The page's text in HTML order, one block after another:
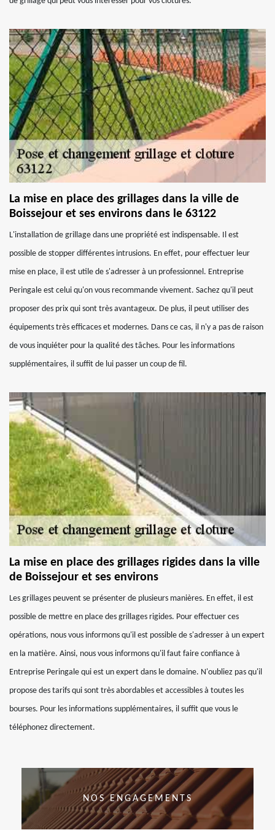
La mise en place des grillages dans la ville de
Boissejour et ses environs dans le 63122
L'installation de grillage dans une propriété est indispensable. Il est
possible de stopper différentes intrusions. En effet, pour effectuer leur
mise en place, il est utile de s'adresser à un professionnel. Entreprise
Peringale est celui qu'on vous recommande vivement. Sachez qu'il peut
proposer des prix qui sont très avantageux. De plus, il peut utiliser des
équipements très efficaces et modernes. Dans ce cas, il n'y a pas de raison
de vous inquiéter pour la qualité des tâches. Pour les informations
supplémentaires, il suffit de lui passer un coup de fil.
La mise en place des grillages rigides dans la ville
de Boissejour et ses environs
Les grillages peuvent se présenter de plusieurs manières. En effet, il est
possible de mettre en place des grillages rigides. Pour effectuer ces
opérations, nous vous informons qu'il est possible de s'adresser à un expert
en la matière. Ainsi, nous vous informons qu'il faut faire confiance à
Entreprise Peringale qui est un expert dans le domaine. N'oubliez pas qu'il
propose des tarifs qui sont très abordables et accessibles à toutes les
bourses. Pour les informations supplémentaires, il suffit que vous le
téléphonez directement.
NOS ENGAGEMENTS